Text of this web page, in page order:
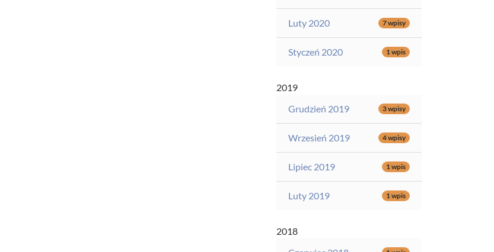
Luty 2020 7 wpisy
Styczeń 2020 1 wpis
2019
Grudzień 2019
3 wpisy
Wrzesień 2019 4 wpisy
Lipiec 2019 1 wpis
Luty 2019 1 wpis
2018